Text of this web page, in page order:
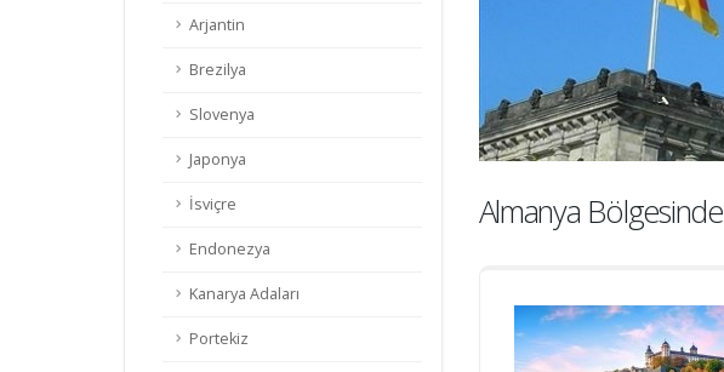
Arjantin
Brezilya
Slovenya
Japonya
İsviçre
Endonezya
Kanarya Adaları
Portekiz
Almanya Bölgesinde